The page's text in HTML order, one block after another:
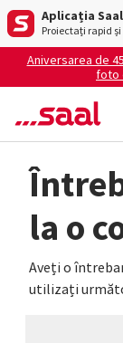
Aplicația
Proiectați rapid
Aniversarea de
foto
la o
Aveți o
utilizați